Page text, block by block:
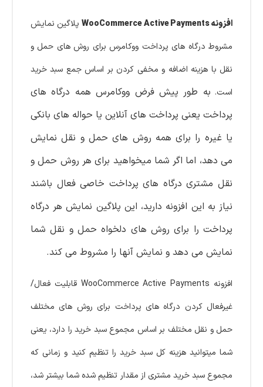
افزونه WooCommerce Active Payments
پلاگین نمایش
مشروط درگاه های پرداخت ووکامرس برای روش های حمل و
نقل با هزینه اضافه و مخفی کردن بر اساس جمع سبد خرید
است. به طور پیش فرض ووکامرس همه درگاه های
پرداخت یعنی پرداخت های آنلاین یا حواله های بانکی
یا غیره را برای همه روش های حمل و نقل نمایش
می دهد، اما اگر شما میخواهید برای هر روش حمل و
نقل مشتری درگاه های پرداخت خاصی فعال باشند
نیاز به این افزونه دارید، این پلاگین نمایش هر درگاه
پرداخت را برای روش های دلخواه حمل و نقل شما
نمایش می دهد و نمایش آنها را مشروط می کند.
افزونه WooCommerce Active Payments قابلیت فعال/
غیرفعال کردن درگاه های پرداخت برای روش های مختلف
حمل و نقل مختلف بر اساس مجموع سبد خرید را دارد، یعنی
شما میتوانید هزینه کل سبد خرید را تنظیم کنید و زمانی که
مجموع سبد خرید مشتری از مقدار تنظیم شده شما بیشتر شد،